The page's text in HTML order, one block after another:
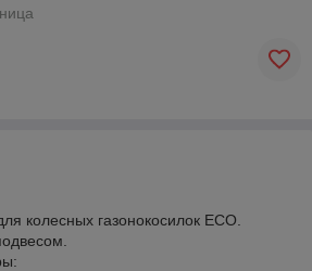
колесных газонокосилок ECO.